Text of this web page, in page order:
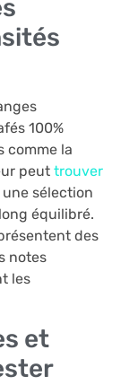
100%
comme la
peut trouver
sélection
équilibré.
des
notes
les
et